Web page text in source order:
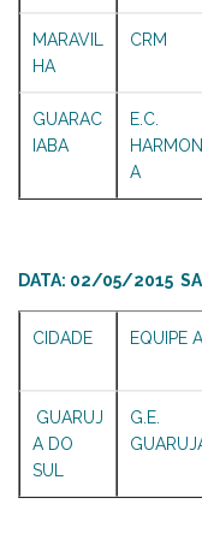
MARAVIL
HA
CRM
GUARAC
IABA
E.C.
HARMONI
A
DATA: 02/05/2015
CIDADE EQUIPE A
GUARUJ
A DO
SUL
G.E.